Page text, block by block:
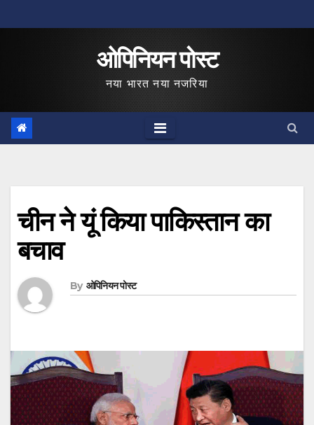
to
ओपिनियन पोस्ट
नया भारत नया नजरिया
चीन ने यूं किया पाकिस्‍तान का
बचाव
By ओपिनियन पोस्ट